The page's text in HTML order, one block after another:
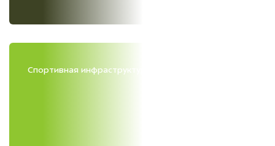
Спортивная инфраструктура